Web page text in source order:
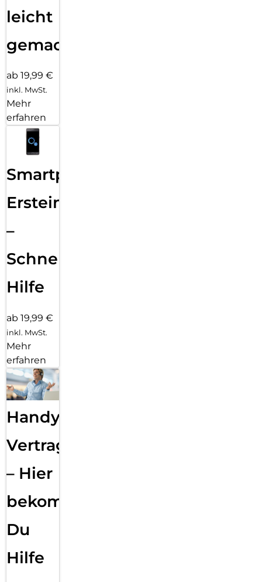
leicht
gemacht!
ab 19,99 €
inkl. MwSt.
Mehr
erfahren
Smartphone
Ersteinrichtung
–
Schnelle
Hilfe
ab 19,99 €
inkl. MwSt.
Mehr
erfahren
Handy
Vertragsabwicklung
– Hier
bekommst
Du
Hilfe